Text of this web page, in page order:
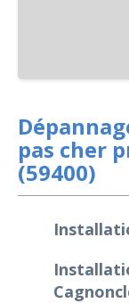
pas cher
(59400)